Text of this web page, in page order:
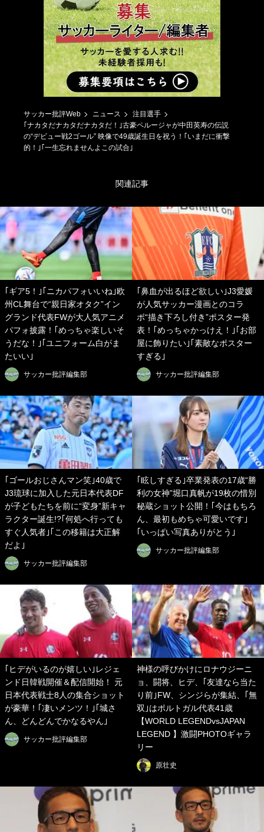
サッカー批評Web ニュース
注目選手
｢ナカタだナカタだナカタだ！｣古豪ペルージャが中田英寿の伝説
の“デビュー戦2ゴール” 映像で49歳誕生日を祝う！｢いまだに衝撃
的！｣｢一生忘れませんよこの試合｣
関連記事
｢ギア5！｣｢ニカパフォいいね｣欧
州CL舞台で“親日家オタク”イン
グランド代表FWが大人気アニメ
パフォ披露！｢めっちゃ楽しいそ
うだな！｣｢ユニフォーム白がま
たいい｣
サッカー批評編集部
｢鼻血が出るほど欲しい｣J3愛媛
が人気サッカー漫画とのコラ
ボ“描き下ろし付き”ポスター発
表！｢めっちゃかっけえ！｣｢お部
屋に飾りたい｣｢素敵なポスター
すぎる｣
サッカー批評編集部
｢ゴールおじさんマン笑｣40歳で
J3琉球に加入した元日本代表DF
が子どもたちを前に“変身”新キャ
ラクター誕生!?｢何処へ行っても
すぐ人気者｣｢この移籍は大正解
だよ｣
サッカー批評編集部
｢眩しすぎる｣卒業発表の17歳“勝
利の女神”堀口真帆が19枚の惜別
秘蔵ショット公開！｢今はもちろ
ん、最初もめちゃ可愛いです｣
｢いっぱい写真ありがとう｣
サッカー批評編集部
｢ヒデがいるのが嬉しい｣レジェ
ンド日韓戦開催＆配信開始！ 元
日本代表戦士8人の集合ショット
が豪華！｢凄いメンツ！｣｢城さ
ん、どんどんでかなるやん｣
サッカー批評編集部
神様の呼びかけにロナウジーニ
ョ、闘将、ヒデ、｢友達なら当た
り前｣FW、シンジらが集結、｢無
双｣はポルトガル代表41歳
【WORLD LEGENDvsJAPAN
LEGEND 】激闘PHOTOギャラ
リー
原壮史